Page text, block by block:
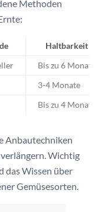
Methoden
Haltbarkeit
Bis zu 6 Monate
3-4 Monate
Bis zu 4 Monate
Anbautechniken
Wichtig
das Wissen über
Gemüsesorten.